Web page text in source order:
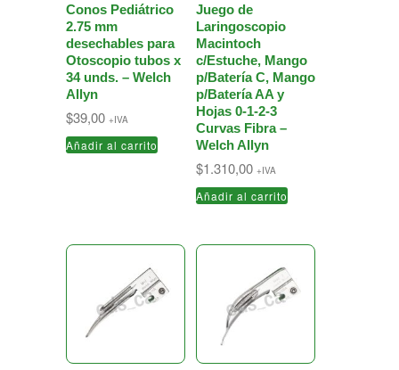
Conos Pediátrico
2.75 mm
desechables para
Otoscopio tubos x
34 unds. – Welch
Allyn
$39,00 +IVA
Añadir al carrito
Juego de
Laringoscopio
Macintoch
c/Estuche, Mango
p/Batería C, Mango
p/Batería AA y
Hojas 0-1-2-3
Curvas Fibra –
Welch Allyn
$1.310,00 +IVA
Añadir al carrito